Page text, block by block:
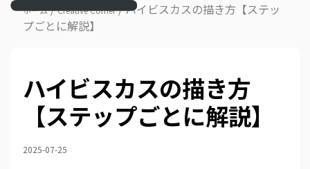
ホーム / Creative Corner /ハイビスカスの描き方【ステッ
プごとに解説】
ハイビスカスの描き方
【ステップごとに解説】
2025-07-25